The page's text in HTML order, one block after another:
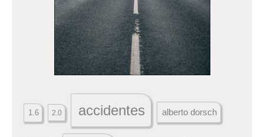
1.6 2.0 accidentes alberto dorsch